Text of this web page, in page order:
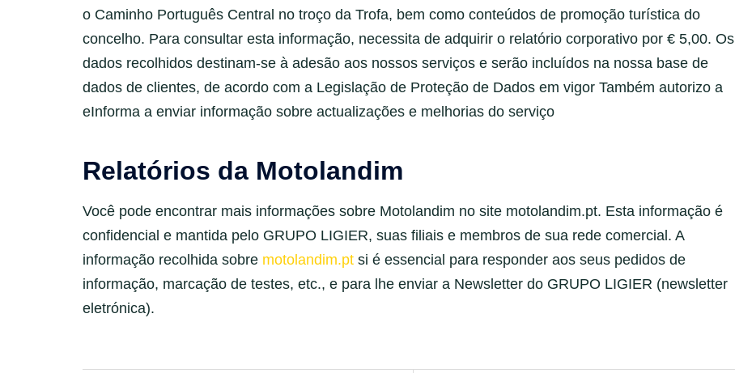
o Caminho Português Central no troço da Trofa, bem como conteúdos de promoção turística do
concelho. Para consultar esta informação, necessita de adquirir o relatório corporativo por € 5,00. Os
dados recolhidos destinam-se à adesão aos nossos serviços e serão incluídos na nossa base de
dados de clientes, de acordo com a Legislação de Proteção de Dados em vigor Também autorizo a
eInforma a enviar informação sobre actualizações e melhorias do serviço
Relatórios da Motolandim
Você pode encontrar mais informações sobre Motolandim no site motolandim.pt. Esta informação é
confidencial e mantida pelo GRUPO LIGIER, suas filiais e membros de sua rede comercial. A
informação recolhida sobre motolandim.pt si é essencial para responder aos seus pedidos de
informação, marcação de testes, etc., e para lhe enviar a Newsletter do GRUPO LIGIER (newsletter
eletrónica).